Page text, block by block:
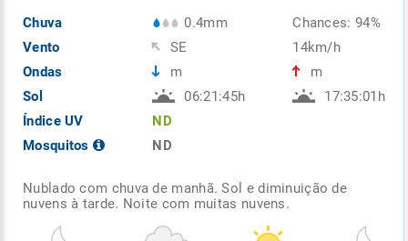
Chuva
Vento
Ondas
Sol
Índice UV
Mosquitos
0.4mm
SE
m
06:21:45h
ND
ND
Chances: 94%
14km/h
m
17:35:01h
Nublado com chuva de manhã. Sol e diminuição de
nuvens à tarde. Noite com muitas nuvens.